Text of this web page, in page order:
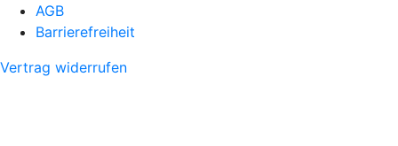
AGB
Barrierefreiheit
Vertrag widerrufen